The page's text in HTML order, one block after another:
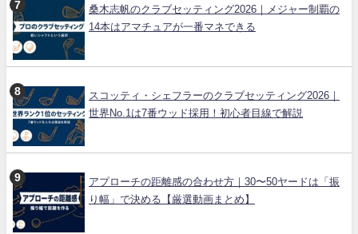
桑木志帆のクラブセッティング2026｜メジャー制覇の
14本はアマチュアが一番マネできる
スコッティ・シェフラーのクラブセッティング2026｜
世界No.1は7番ウッド採用！初心者目線で解説
アプローチの距離感の合わせ方｜30〜50ヤードは「振
り幅」で決める【厳選動画まとめ】